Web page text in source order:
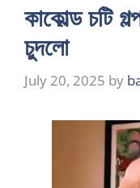
কাকোল্ড চটি
চুদলো
July 20, 2025 by